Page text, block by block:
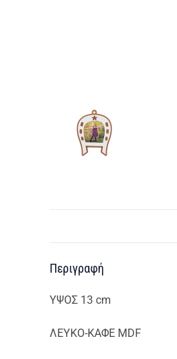
Περιγραφή
ΥΨΟΣ 13 cm
ΛΕΥΚΟ-ΚΑΦΕ MDF